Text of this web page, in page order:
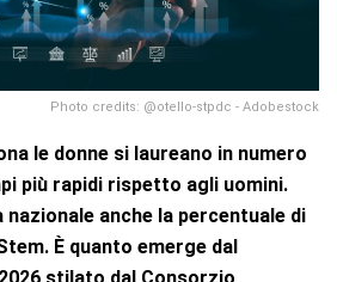
Photo credits: @otello-stpdc - Adobestock
le donne si laureano in numero
più rapidi rispetto agli uomini.
nazionale anche la percentuale di
È quanto emerge dal